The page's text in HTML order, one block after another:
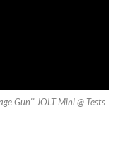
Gun'' JOLT Mini @ Tests